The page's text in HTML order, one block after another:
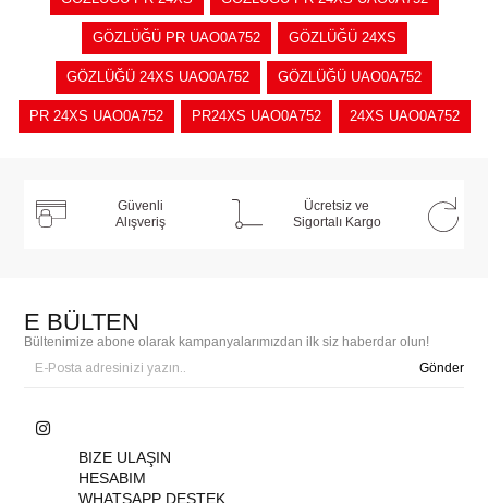
GÖZLÜĞÜ PR UAO0A752 GÖZLÜĞÜ 24XS
GÖZLÜĞÜ 24XS UAO0A752 GÖZLÜĞÜ UAO0A752
PR 24XS UAO0A752 PR24XS UAO0A752 24XS UAO0A752
Güvenli
Alışveriş
Ücretsiz ve
Sigortalı Kargo
E BÜLTEN
Bültenimize abone olarak kampanyalarımızdan ilk siz haberdar olun!
Gönder
BIZE ULAŞIN
HESABIM
WHATSAPP DESTEK